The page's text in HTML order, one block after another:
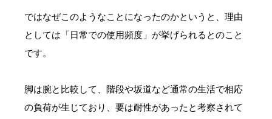
ではなぜこのようなことになったのかというと、理由
としては「日常での使用頻度」が挙げられるとのこと
です。
脚は腕と比較して、階段や坂道など通常の生活で相応
の負荷が生じており、要は耐性があったと考察されて